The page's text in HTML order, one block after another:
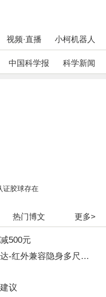
视频·直播 小柯机器人
中国科学报 科学新闻
证胶球存在
热门博文 更多>
500元
透明混沌编码超表面，解锁雷达-红外兼容隐身多尺度设计
议